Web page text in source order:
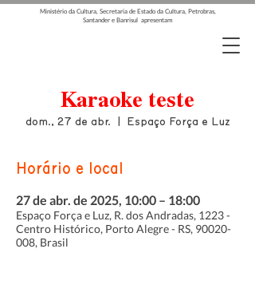
Ministério da Cultura, Secretaria de Estado da Cultura, Petrobras,
Santander e Banrisul apresentam
Karaoke teste
dom., 27 de abr. Espaço Força e Luz
Horário e local
27 de abr. de 2025, 10:00 – 18:00
Espaço Força e Luz, R. dos Andradas, 1223 -
Centro Histórico, Porto Alegre - RS, 90020-
008, Brasil